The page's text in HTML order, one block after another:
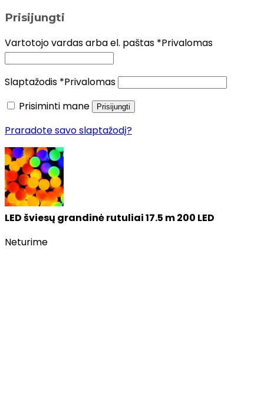
Prisijungti
Vartotojo vardas arba el. paštas *Privalomas
Slaptažodis *Privalomas
Prisiminti mane
Prisijungti
Praradote savo slaptažodį?
LED šviesų grandinė rutuliai 17.5 m 200 LED
Neturime